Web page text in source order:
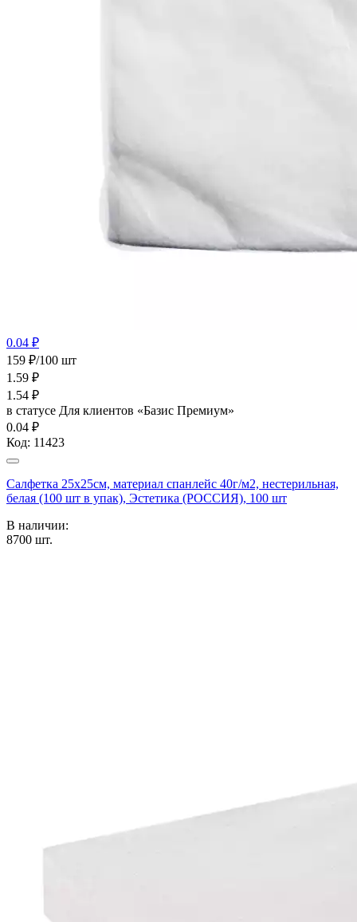
0.04 ₽
159 ₽/100 шт
1.59 ₽
1.54 ₽
в статусе Для клиентов «Базис Премиум»
0.04 ₽
Код: 11423
Салфетка 25х25см, материал спанлейс 40г/м2, нестерильная,
белая (100 шт в упак), Эстетика (РОССИЯ), 100 шт
В наличии:
8700 шт.